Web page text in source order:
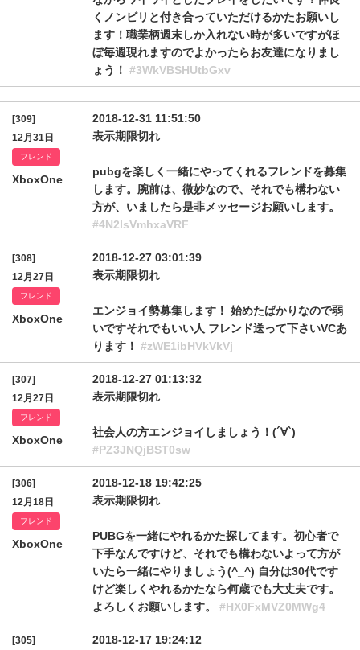
くノンビリと付き合っていただけるかたお願いし
ます！職業柄週末しか入れない時が多いですがほ
ぼ毎週現れますのでよかったらお友達になりまし
ょう！ #3WkVBSHUtbGxv
[309]
12月31日
フレンド
XboxOne
2018-12-31 11:51:50
表示期限切れ
pubgを楽しく一緒にやってくれるフレンドを募集
します。腕前は、微妙なので、それでも構わない
方が、いましたら是非メッセージお願いします。
#4N2lsVmhxaVRF
[308]
12月27日
フレンド
XboxOne
2018-12-27 03:01:39
表示期限切れ
エンジョイ勢募集します！ 始めたばかりなので弱
いですそれでもいい人 フレンド送って下さいVCあ
ります！ #zWE1ibHVkVkVj
[307]
12月27日
フレンド
XboxOne
2018-12-27 01:13:32
表示期限切れ
社会人の方エンジョイしましょう！(´∀`)
#PZ3JNQjBST0sw
[306]
12月18日
フレンド
XboxOne
2018-12-18 19:42:25
表示期限切れ
PUBGを一緒にやれるかた探してます。初心者で
下手なんですけど、それでも構わないよって方が
いたら一緒にやりましょう(^_^) 自分は30代です
けど楽しくやれるかたなら何歳でも大丈夫です。
よろしくお願いします。 #HX0FxMVZ0MWg4
[305]
2018-12-17 19:24:12